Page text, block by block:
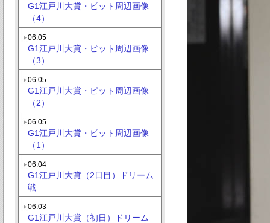
G1江戸川大賞・ピット周辺画像
（4）
06.05
G1江戸川大賞・ピット周辺画像
（3）
06.05
G1江戸川大賞・ピット周辺画像
（2）
06.05
G1江戸川大賞・ピット周辺画像
（1）
06.04
G1江戸川大賞（2日目）ドリーム
戦
06.03
G1江戸川大賞（初日）ドリーム